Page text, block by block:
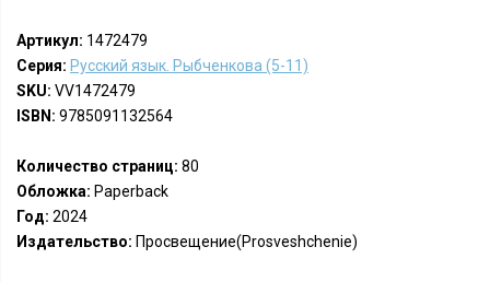
Артикул: 1472479
Серия: Русский язык. Рыбченкова (5-11)
SKU: VV1472479
ISBN: 9785091132564
Количество страниц: 80
Обложка: Paperback
Год: 2024
Издательство: Просвещение(Prosveshchenie)